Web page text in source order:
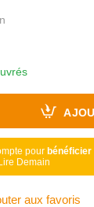
pour bénéficier
Lire Demain
aux favoris